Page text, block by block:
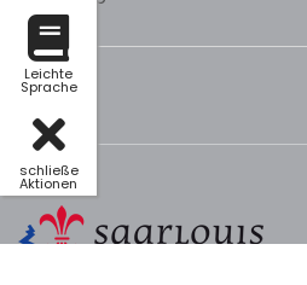
Leichte
Sprache
schließe
Aktionen